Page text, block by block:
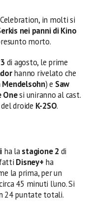
in molti si
nei panni di Kino
morto.
di agosto, le prime
hanno rivelato che
Mendelsohn) e Saw
Onesi uniranno al cast.
droide K-2SO.
ha lastagione 2 di
Disney+ ha
la prima, per un
45 minuti l’uno. Si
24 puntate totali.